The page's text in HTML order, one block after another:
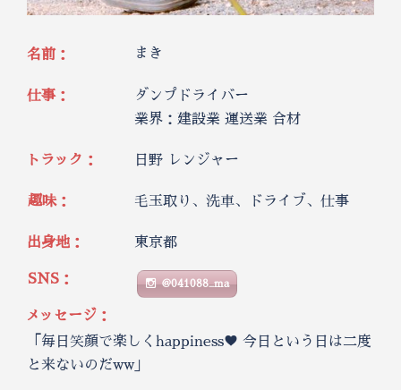
名前： まき
仕事：
ダンプドライバー
業界：建設業 運送業 合材
トラック： 日野 レンジャー
趣味： 毛玉取り、洗車、ドライブ、仕事
出身地： 東京都
SNS： @041088_ma
メッセージ：
「毎日笑顔で楽しくhappiness♥️ 今日という日は二度
と来ないのだww」